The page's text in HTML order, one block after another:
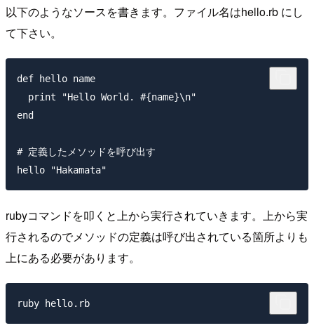
以下のようなソースを書きます。ファイル名はhello.rb にし
て下さい。
def hello name
  print "Hello World. #{name}\n"
end
# 定義したメソッドを呼び出す
rubyコマンドを叩くと上から実行されていきます。上から実
行されるのでメソッドの定義は呼び出されている箇所よりも
上にある必要があります。
ruby hello.rb